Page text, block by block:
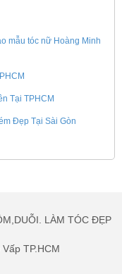
mẫu tóc nữ Hoàng Minh
Tại TPHCM
Đẹp Tại Sài Gòn
LÀM TÓC ĐẸP
TP.HCM